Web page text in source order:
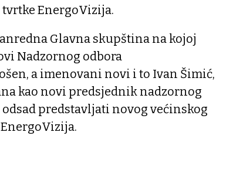
EnergoVizija.
Glavna skupština na kojoj
Nadzornog odbora
a imenovani novi i to Ivan Šimić,
kao novi predsjednik nadzornog
odsad predstavljati novog većinskog